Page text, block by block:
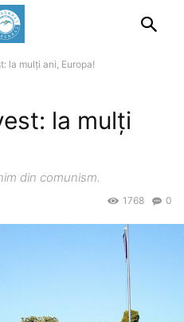
la mulți ani, Europa!
la mulți
din comunism.
0
1768